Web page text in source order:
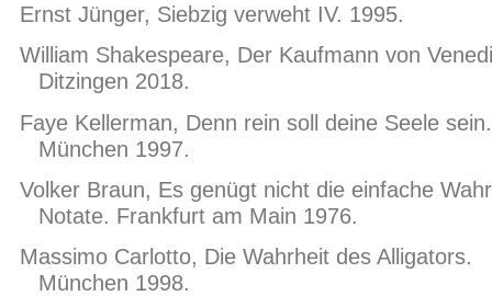
Ernst Jünger, Siebzig verweht IV. 1995.
William Shakespeare, Der Kaufmann von
Ditzingen 2018.
Faye Kellerman, Denn rein soll deine Seele sein.
München 1997.
Volker Braun, Es genügt nicht die einfache
Notate. Frankfurt am Main 1976.
Massimo Carlotto, Die Wahrheit des Alligators.
München 1998.